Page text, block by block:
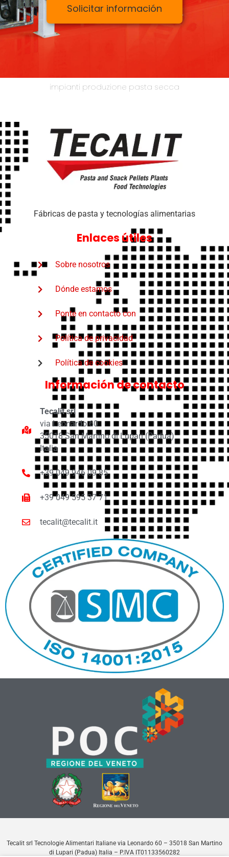
Solicitar información
impianti produzione pasta secca
Fábricas de pasta y tecnologías alimentarias
Enlaces útiles
Sobre nosotros
Dónde estamos
Ponte en contacto con
Política de privacidad
Política de cookies
Información de contacto
Tecalit srl
via Leonardo 60
35018 San Martino di Lupari (Padua)
Italia
+39 049 946 09 85
+39 049 595 37 71
tecalit@tecalit.it
Tecalit srl Tecnologie Alimentari Italiane via Leonardo 60 – 35018 San Martino
di Lupari (Padua) Italia – P.IVA IT01133560282